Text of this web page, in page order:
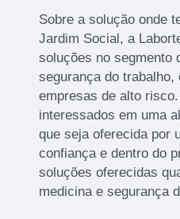
Sobre a solução onde
Jardim Social, a
soluções no segmento
segurança do trabalho,
empresas de alto
interessados em uma
que seja oferecida por
confiança e dentro do
soluções oferecidas
medicina e segurança